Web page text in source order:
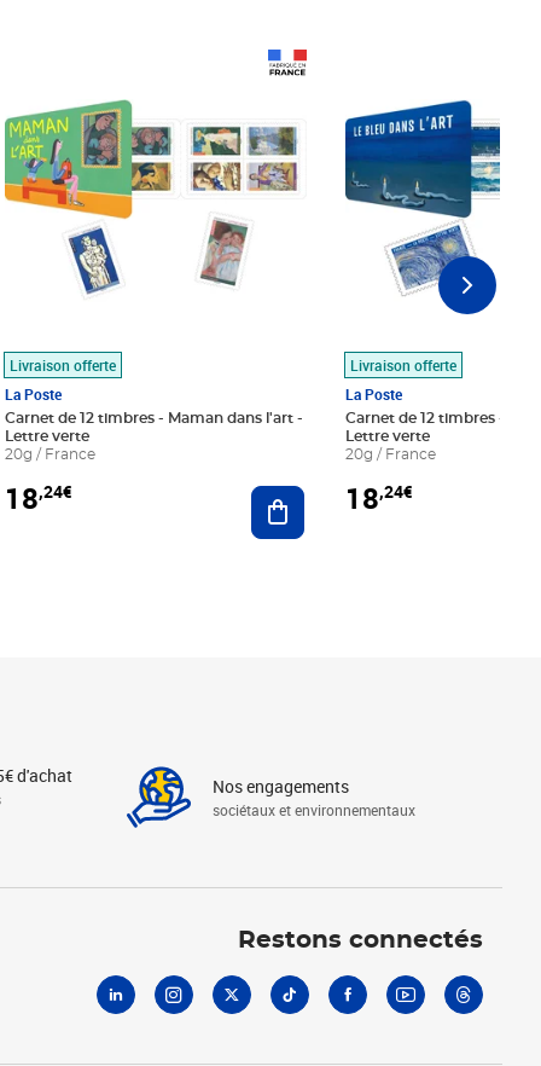
au panier
Livraison offerte
La Poste
Carnet de 12 timbres - Maman dans l'art -
Lettre verte
20g / France
18,24€ Ajouter au panier
Livraison offerte
La Poste
Carnet de 12 timbres - Le
Lettre verte
20g / France
18,24€
d'achat Nos engagements
sociétaux et environnementaux
Restons connectés